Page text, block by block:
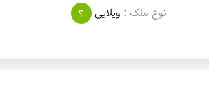
نوع ملک : ویلایی
؟